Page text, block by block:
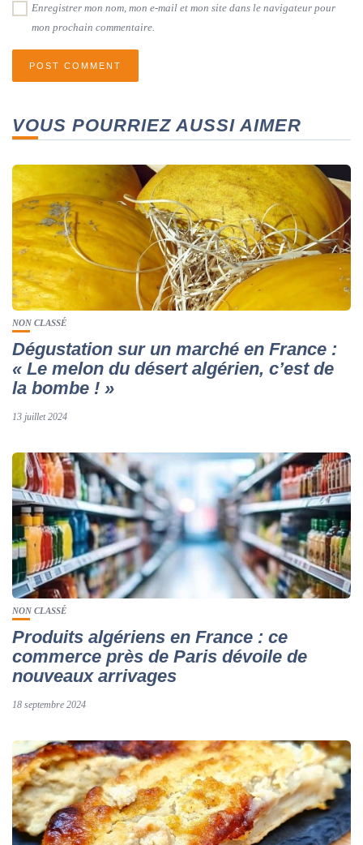
Enregistrer mon nom, mon e-mail et mon site dans le navigateur pour
mon prochain commentaire.
VOUS POURRIEZ AUSSI AIMER
NON CLASSÉ
Dégustation sur un marché en France :
« Le melon du désert algérien, c’est de
la bombe ! »
13 juillet 2024
NON CLASSÉ
Produits algériens en France : ce
commerce près de Paris dévoile de
nouveaux arrivages
18 septembre 2024